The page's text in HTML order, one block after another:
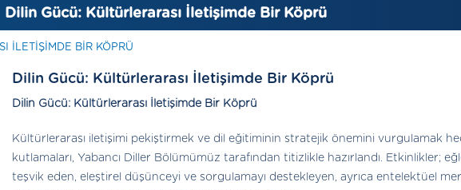
Dilin Gücü: Kültürlerarası İletişimde Bir Köprü
İLETIŞIMDE BIR KÖPRÜ
Dilin Gücü: Kültürlerarası İletişimde Bir Köprü
Dilin Gücü: Kültürlerarası İletişimde Bir Köprü
Kültürlerarası iletişimi pekiştirmek ve dil eğitiminin stratejik önemini vurgulamak
kutlamaları, Yabancı Diller Bölümümüz tarafından titizlikle hazırlandı. Etkinlikler;
teşvik eden, eleştirel düşünceyi ve sorgulamayı destekleyen, ayrıca entelektüel